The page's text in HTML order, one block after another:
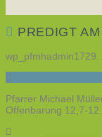
PREDIGT
wp_pfmhadmin1729.
Pfarrer Michael
Offenbarung 12,7-12.